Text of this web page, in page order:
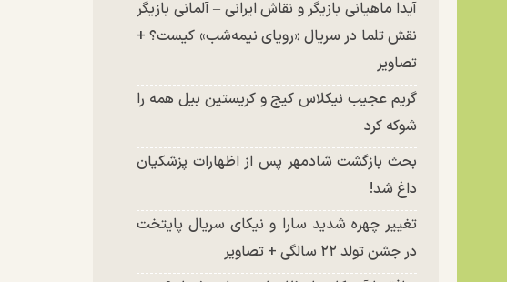
آیدا ماهیانی بازیگر و نقاش ایرانی – آلمانی بازیگر
نقش تلما در سریال «رویای نیمه‌شب» کیست؟ +
تصاویر
گریم عجیب نیکلاس کیج و کریستین بیل همه را
شوکه کرد
بحث بازگشت شادمهر پس از اظهارات پزشکیان
داغ شد!
تغییر چهره شدید سارا و نیکای سریال پایتخت
در جشن تولد ۲۲ سالگی + تصاویر